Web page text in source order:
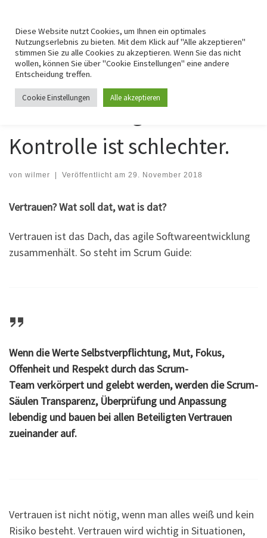
Startseite »agil werden» Vertrauen ist gut. Kontrolle ist schlechter.
AGIL WERDEN MAL GEMACHT
Vertrauen ist gut.
Kontrolle ist schlechter.
von wilmer | Veröffentlicht am 29. November 2018
Vertrauen? Wat soll dat, wat is dat?
Vertrauen ist das Dach, das agile Softwareentwicklung
zusammenhält. So steht im Scrum Guide:
Wenn die Werte Selbstverpflichtung, Mut, Fokus,
Offenheit und Respekt durch das Scrum-
Team verkörpert und gelebt werden, werden die Scrum-
Säulen Transparenz, Überprüfung und Anpassung
lebendig und bauen bei allen BeteiligtenVertrauen
zueinander auf.
Vertrauen ist nicht nötig, wenn man alles weiß und kein
Risiko besteht. Vertrauen wird wichtig in Situationen,
Diese Website nutzt Cookies, um Ihnen ein optimales
Nutzungserlebnis zu bieten. Mit dem Klick auf "Alle akzeptieren"
stimmen Sie zu alle Cookies zu akzeptieren. Wenn Sie das nicht
wollen, können Sie über "Cookie Einstellungen" eine andere
Entscheidung treffen.
Cookie Einstellungen Alle akzeptieren